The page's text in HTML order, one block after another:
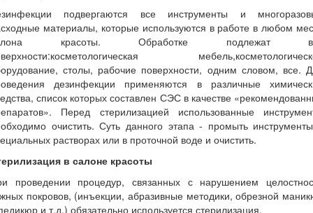
подвергаются все инструменты и
материалы, которые используются в работе в любом
красоты. Обработке подлежат
столы, рабочие поверхности, одним словом, все.
дезинфекции применяются в различные
список которых составлен СЭС в качестве
Перед стерилизацией использованные
очистить. Суть данного этапа - промыть
растворах или в проточной воде и очистить.
в салоне красоты
проведении процедур, связанных с нарушением
покровов, (инъекции, абразивные методики, обрезной
и т.д.) обязательно используется стерилизация.